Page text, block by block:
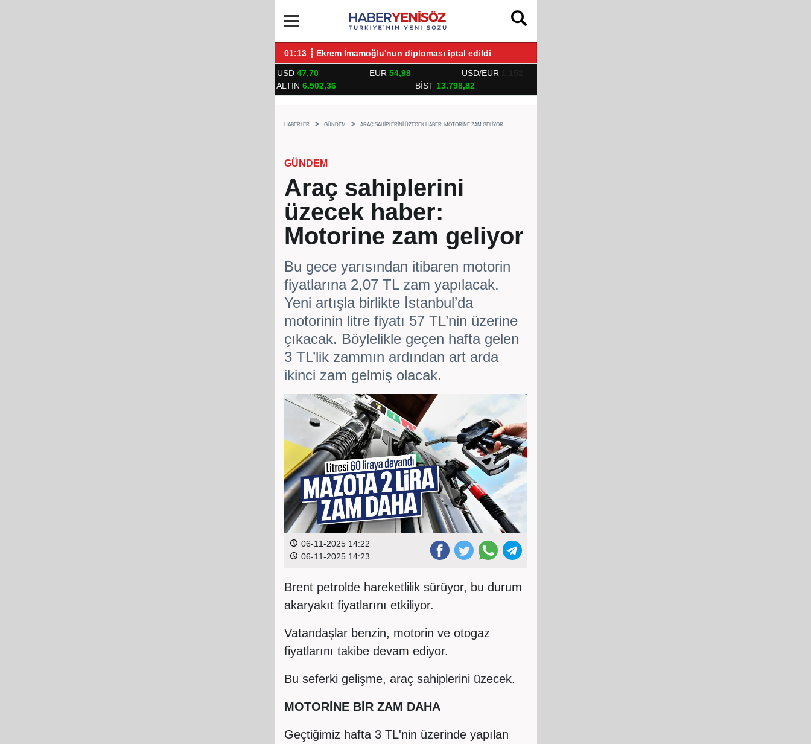
23:01 ┋ BATTALGAZİ’DE ÇOCUKLAR GELENEKSEL OYUNLARLA BULUŞTU01:13 ┋ Ekrem İmamoğlu'nun diploması iptal edildi
USD 47,70 EUR 54,98 USD/EUR
ALTIN 6.502,36 BİST 13.798,82
HABERLER GÜNDEM ARAÇ SAHIPLERINI ÜZECEK HABER: MOTORINE ZAM GELIYOR...
GÜNDEM
Araç sahiplerini
üzecek haber:
Motorine zam geliyor
Bu gece yarısından itibaren motorin
fiyatlarına 2,07 TL zam yapılacak.
Yeni artışla birlikte İstanbul’da
motorinin litre fiyatı 57 TL’nin üzerine
çıkacak. Böylelikle geçen hafta gelen
3 TL’lik zammın ardından art arda
ikinci zam gelmiş olacak.
06-11-2025 14:22
06-11-2025 14:23
Brent petrolde hareketlilik sürüyor, bu durum
akaryakıt fiyatlarını etkiliyor.
Vatandaşlar benzin, motorin ve otogaz
fiyatlarını takibe devam ediyor.
Bu seferki gelişme, araç sahiplerini üzecek.
MOTORİNE BİR ZAM DAHA
Geçtiğimiz hafta 3 TL'nin üzerinde yapılan